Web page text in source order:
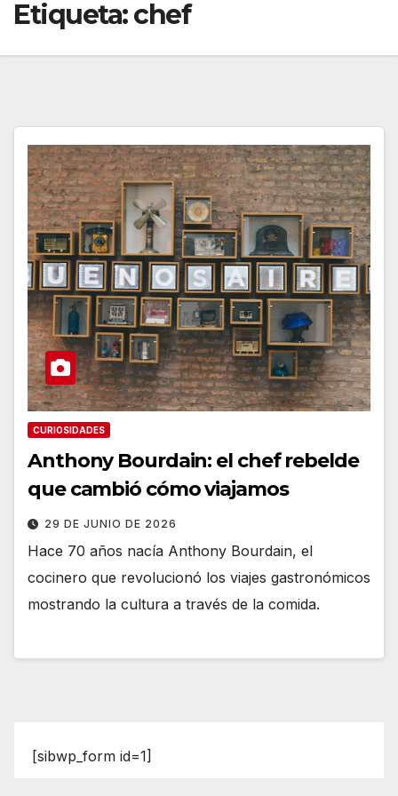
Etiqueta:chef
CURIOSIDADES
Anthony Bourdain: el chef rebelde
que cambió cómo viajamos
29 DE JUNIO DE 2026
Hace 70 años nacía Anthony Bourdain, el
cocinero que revolucionó los viajes gastronómicos
mostrando la cultura a través de la comida.
[sibwp_form id=1]